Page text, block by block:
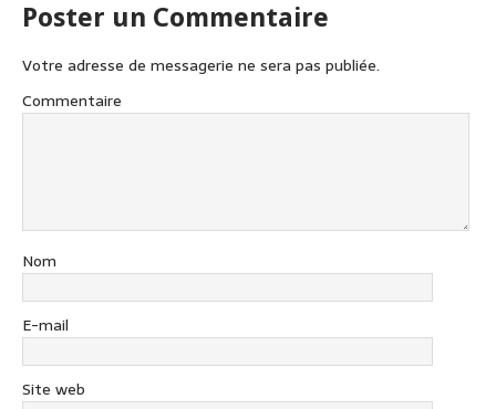
Poster un Commentaire
Votre adresse de messagerie ne sera pas publiée.
Commentaire
Nom
E-mail
Site web